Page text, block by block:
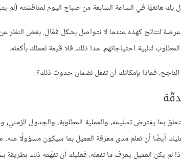
بك هاتفيًّا في الساعة السابعة من صباح اليوم لمناقشته
عرضة لنتائج كهذه عندما لا نتواصل بشكل فعّال. بغض النظر
لتلبية احتياجاتهم. عدا ذلك، فلا قيمة لعملك بأكمله.
فماذا بإمكانك أن تفعل لضمان حدوث ذلك؟
بما يفترض تسليمه، والعملية المطلوبة، والجدول
أيضًا أن تعلم مدى معرفة العميل بما سيكون مسؤولًا